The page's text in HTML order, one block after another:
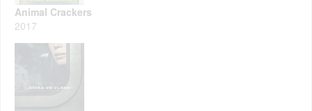
Animal Crackers
2017